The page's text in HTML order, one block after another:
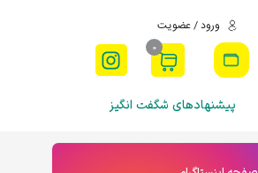
ورود / عضویت
0
پیشنهادهای شگفت انگیز